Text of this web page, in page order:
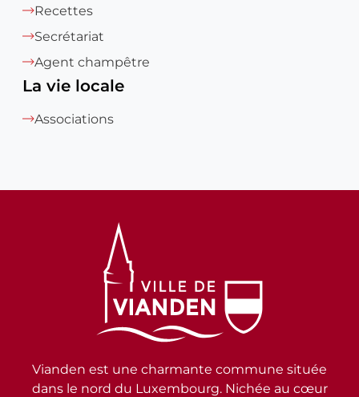
Recettes
Secrétariat
Agent champêtre
La vie locale
Associations
Vianden est une charmante commune située
dans le nord du Luxembourg. Nichée au cœur